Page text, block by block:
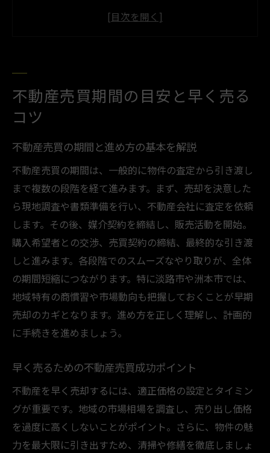
スムーズな不動産売買期間のコツとは
売却を急ぐなら知っておきたい期間のポイント
不動産売買期間に影響する要素を整理
スピード売却に直結する不動産売買戦略
売却期間短縮へ不動産売買で押さえたい点
不動産売買を成功させる売却期間の考え方
兵庫県淡路市洲本市で売買が活発な時期とは
不動産売買が多い時期の特徴と動向解説
淡路市洲本市で不動産売買が活発な季節
売買時期で変わる不動産売買期間の実態
不動産売買の時期選びで成功に近づく方法
売買が集中する時期の不動産売買注意点
不動産売買の活発な時期を見極めるコツ
不動産売買を円滑に進める具体的な方法
期間短縮のための不動産売買手続きの工夫
不動産売買の流れを把握してスムーズ売却
不動産売買期間の目安と早く売る
コツ
不動産売買の期間と進め方の基本を解説
不動産売買の期間は、一般的に物件の査定から引き渡し
まで複数の段階を経て進みます。まず、売却を決意した
ら現地調査や書類準備を行い、不動産会社に査定を依頼
します。その後、媒介契約を締結し、販売活動を開始。
購入希望者との交渉、売買契約の締結、最終的な引き渡
しと進みます。各段階でのスムーズなやり取りが、全体
の期間短縮につながります。特に淡路市や洲本市では、
地域特有の商慣習や市場動向も把握しておくことが早期
売却のカギとなります。進め方を正しく理解し、計画的
に手続きを進めましょう。
早く売るための不動産売買成功ポイント
不動産を早く売却するには、適正価格の設定とタイミン
グが重要です。地域の市場相場を調査し、売り出し価格
を過度に高くしないことがポイント。さらに、物件の魅
力を最大限に引き出すため、清掃や修繕を徹底しましょ